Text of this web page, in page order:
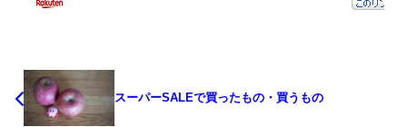
スーパーSALEで買ったもの・買うもの